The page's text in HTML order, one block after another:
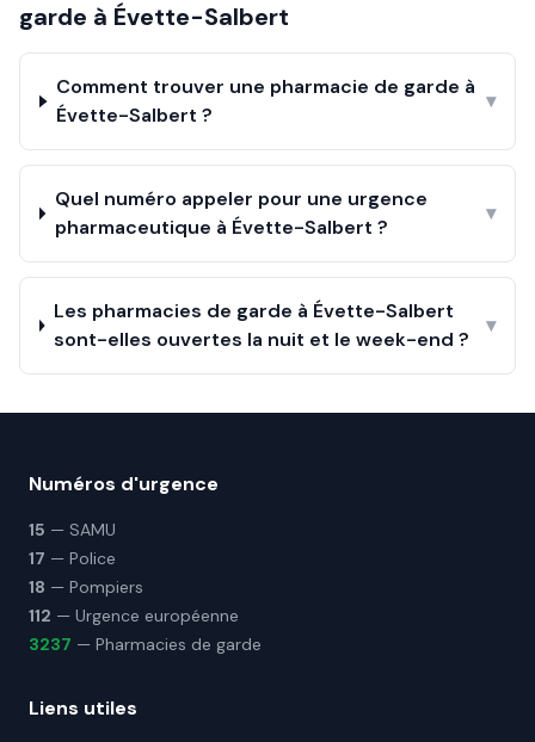
garde à Évette-Salbert
Comment trouver une pharmacie de garde à
Évette-Salbert ?
▾
Quel numéro appeler pour une urgence
pharmaceutique à Évette-Salbert ?
▾
Les pharmacies de garde à Évette-Salbert
sont-elles ouvertes la nuit et le week-end ?
▾
Numéros d'urgence
15 — SAMU
17 — Police
18 — Pompiers
112 — Urgence européenne
3237 — Pharmacies de garde
Liens utiles